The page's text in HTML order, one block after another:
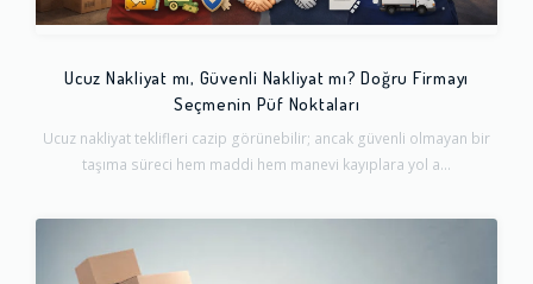
Ucuz Nakliyat mı, Güvenli Nakliyat mı? Doğru Firmayı
Seçmenin Püf Noktaları
Ucuz nakliyat teklifleri cazip görünebilir; ancak güvenli olmayan bir
taşıma süreci hem maddi hem manevi kayıplara yol a...